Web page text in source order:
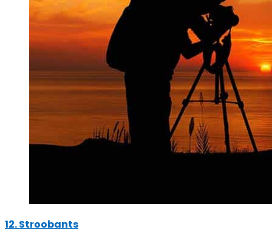
12. Stroobants